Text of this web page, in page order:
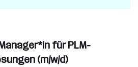
für PLM-
(m/w/d)